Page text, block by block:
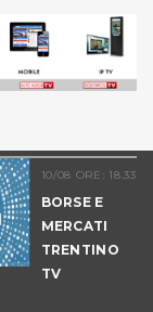
10/08 ORE: 18.33
BORSE E
MERCATI
TRENTINO
TV